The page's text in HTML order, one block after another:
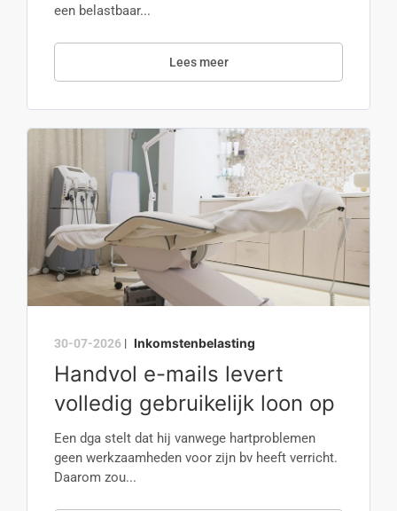
een belastbaar...
Lees meer
30-07-2026 | Inkomstenbelasting
Handvol e-mails levert
volledig gebruikelijk loon op
Een dga stelt dat hij vanwege hartproblemen
geen werkzaamheden voor zijn bv heeft verricht.
Daarom zou...